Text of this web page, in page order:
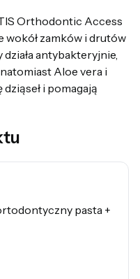
Orthodontic Access
wokół zamków i drutów
antybakteryjnie,
Aloe vera i
i pomagają
pasta +